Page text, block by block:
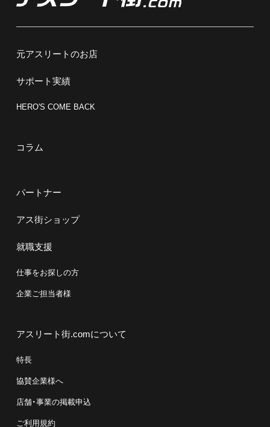
元アスリートのお店
サポート実績
HERO'S COME BACK
コラム
パートナー
アス街ショップ
就職支援
仕事をお探しの方
企業ご担当者様
アスリート街.comについて
特長
協賛企業様へ
店舗・事業の掲載申込
ご利用規約